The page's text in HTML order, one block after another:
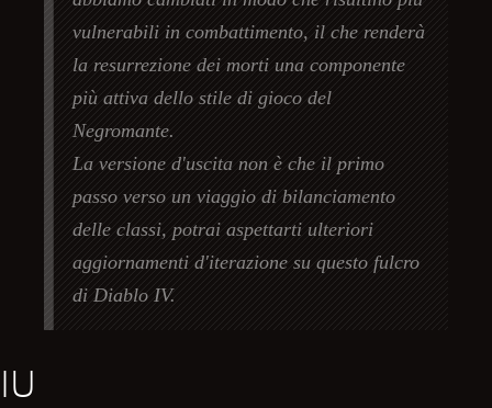
vulnerabili in combattimento, il che renderà
la resurrezione dei morti una componente
più attiva dello stile di gioco del
Negromante.
La versione d'uscita non è che il primo
passo verso un viaggio di bilanciamento
delle classi, potrai aspettarti ulteriori
aggiornamenti d'iterazione su questo fulcro
di Diablo IV.
IU